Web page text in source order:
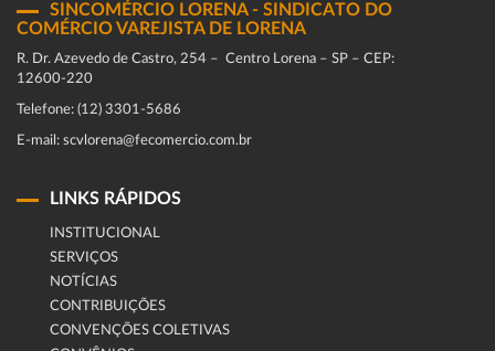
SINCOMÉRCIO LORENA - SINDICATO DO
COMÉRCIO VAREJISTA DE LORENA
R. Dr. Azevedo de Castro, 254 – Centro Lorena – SP – CEP:
12600-220
Telefone: (12) 3301-5686
E-mail: scvlorena@fecomercio.com.br
LINKS RÁPIDOS
INSTITUCIONAL
SERVIÇOS
NOTÍCIAS
CONTRIBUIÇÕES
CONVENÇÕES COLETIVAS